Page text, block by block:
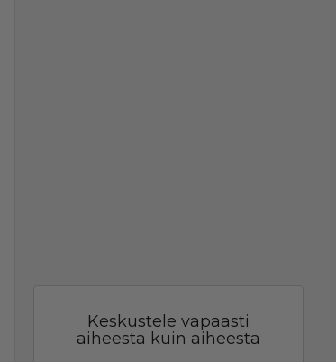
Keskustele vapaasti
aiheesta kuin aiheesta